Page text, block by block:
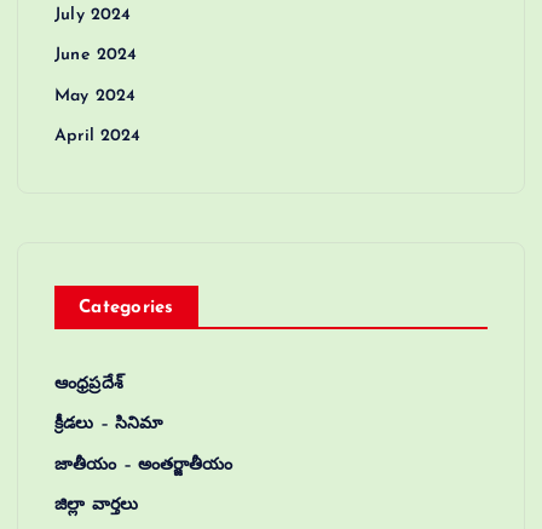
July 2024
June 2024
May 2024
April 2024
Categories
ఆంధ్రప్రదేశ్
క్రీడలు – సినిమా
జాతీయం – అంతర్జాతీయం
జిల్లా వార్తలు